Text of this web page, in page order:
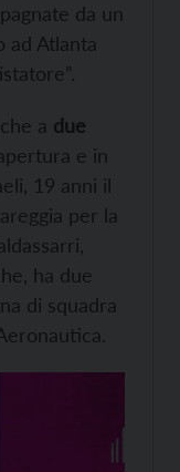
da un
ad Atlanta
a due
apertura e in
19 anni il
per la
ha due
di squadra